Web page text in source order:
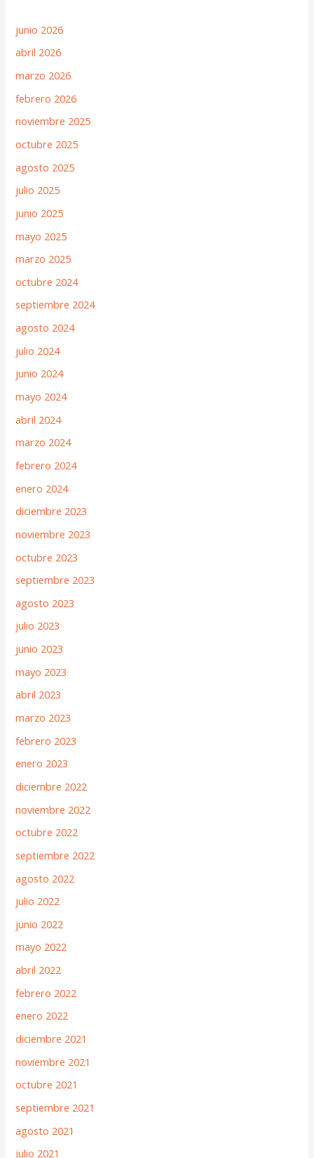
junio 2026
abril 2026
marzo 2026
febrero 2026
noviembre 2025
octubre 2025
agosto 2025
julio 2025
junio 2025
mayo 2025
marzo 2025
octubre 2024
septiembre 2024
agosto 2024
julio 2024
junio 2024
mayo 2024
abril 2024
marzo 2024
febrero 2024
enero 2024
diciembre 2023
noviembre 2023
octubre 2023
septiembre 2023
agosto 2023
julio 2023
junio 2023
mayo 2023
abril 2023
marzo 2023
febrero 2023
enero 2023
diciembre 2022
noviembre 2022
octubre 2022
septiembre 2022
agosto 2022
julio 2022
junio 2022
mayo 2022
abril 2022
febrero 2022
enero 2022
diciembre 2021
noviembre 2021
octubre 2021
septiembre 2021
agosto 2021
julio 2021